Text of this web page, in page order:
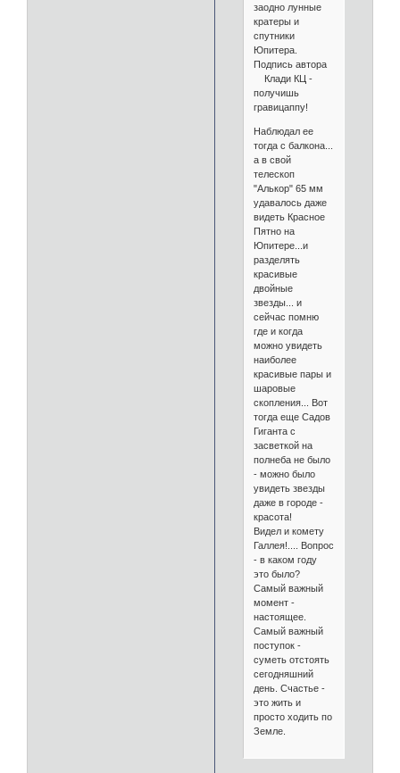
заодно лунные
кратеры и
спутники
Юпитера.
Подпись автора
Клади КЦ -
получишь
гравицаппу!
Наблюдал ее
тогда с балкона...
а в свой
телескоп
"Алькор" 65 мм
удавалось даже
видеть Красное
Пятно на
Юпитере...и
разделять
красивые
двойные
звезды... и
сейчас помню
где и когда
можно увидеть
наиболее
красивые пары и
шаровые
скопления... Вот
тогда еще Садов
Гиганта с
засветкой на
полнеба не было
- можно было
увидеть звезды
даже в городе -
красота!
Видел и комету
Галлея!.... Вопрос
- в каком году
это было?
Самый важный
момент -
настоящее.
Самый важный
поступок -
суметь отстоять
сегодняшний
день. Счастье -
это жить и
просто ходить по
Земле.